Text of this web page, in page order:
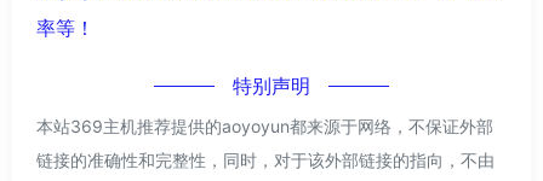
率等！
特别声明
本站369主机推荐提供的aoyoyun都来源于网络，不保证外部
链接的准确性和完整性，同时，对于该外部链接的指向，不由